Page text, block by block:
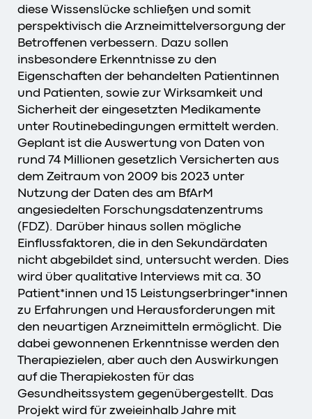
diese Wissenslücke schließen und somit
perspektivisch die Arzneimittelversorgung der
Betroffenen verbessern. Dazu sollen
insbesondere Erkenntnisse zu den
Eigenschaften der behandelten Patientinnen
und Patienten, sowie zur Wirksamkeit und
Sicherheit der eingesetzten Medikamente
unter Routinebedingungen ermittelt werden.
Geplant ist die Auswertung von Daten von
rund 74 Millionen gesetzlich Versicherten aus
dem Zeitraum von 2009 bis 2023 unter
Nutzung der Daten des am BfArM
angesiedelten Forschungsdatenzentrums
(FDZ). Darüber hinaus sollen mögliche
Einflussfaktoren, die in den Sekundärdaten
nicht abgebildet sind, untersucht werden. Dies
wird über qualitative Interviews mit ca. 30
Patient*innen und 15 Leistungserbringer*innen
zu Erfahrungen und Herausforderungen mit
den neuartigen Arzneimitteln ermöglicht. Die
dabei gewonnenen Erkenntnisse werden den
Therapiezielen, aber auch den Auswirkungen
auf die Therapiekosten für das
Gesundheitssystem gegenübergestellt. Das
Projekt wird für zweieinhalb Jahre mit